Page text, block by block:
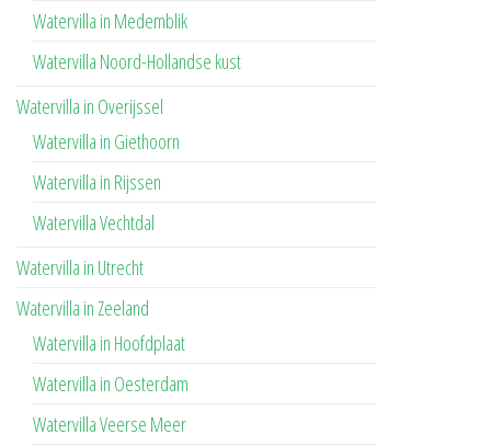
Watervilla in Medemblik
Watervilla Noord-Hollandse kust
Watervilla in Overijssel
Watervilla in Giethoorn
Watervilla in Rijssen
Watervilla Vechtdal
Watervilla in Utrecht
Watervilla in Zeeland
Watervilla in Hoofdplaat
Watervilla in Oesterdam
Watervilla Veerse Meer